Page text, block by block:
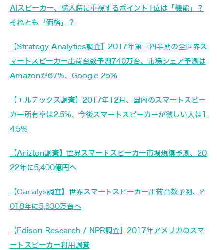
AIスピーカー、購入時に重視するポイント1位は「機能」？
それとも「価格」？
【Strategy Analytics調査】2017年第三四半期の全世界ス
マートスピーカー出荷台数予測740万台、市場シェア予測は
Amazonが67%、Google 25%
【エルテックス調査】2017年12月、国内のスマートスピー
カー所有率は2.5%、今後スマートスピーカーが欲しい人は1
4.5%
【Arizton調査】世界スマートスピーカー市場規模予測、20
22年に5,400億円へ
【Canalys調査】世界スマートスピーカー出荷台数予測、2
018年に5,630万台へ
【Edison Research / NPR調査】2017年アメリカのスマ
ートスピーカー利用調査